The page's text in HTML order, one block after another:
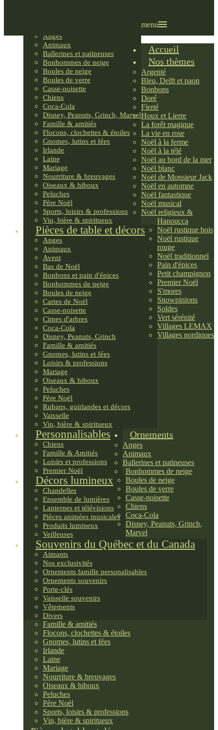
Anges
Animaux
Ballerines et patineuses
Bonhommes de neige
Boules de neige
Boules de verre
Casse-noisette
Chiens
Coca-Cola
Disney, Peanuts, Grinch, Marvel
Famille & amitiés
Flocons, clochettes & étoiles
Gnomes, lutins et fées
Irlande
Laine
Mariage
Nourriture & breuvages
Oiseaux & hiboux
Peluches
Père Noël
Sports, loisirs & professions
Vin, bière & spiritueux
Pièces de table et décors
Anges
Animaux
Avent
Bas de Noël
Bonbons et pain d'épices
Bonhommes de neige
Boules de neige
Cartes de Noël
Casse-noisette
Cimes d'arbres
Coca-Cola
Disney, Peanuts, Grinch
Famille & amitiés
Gnomes, lutins et fées
Loisirs & professions
Mariage
Oiseaux & hiboux
Peluches
Père Noël
Rubans, guirlandes et décors
Vaisselle
Vin, bière & spiritueux
Personnalisables
Chiens
Famille & Amitiés
Loisirs et professions
Premier Noël
Décors lumineux
Chandelles
Ensemble de lumières
Lanternes et télévisions
Pièces animées musicales
Produits lumineux
Veilleuses
Souvenirs du Québec et du Canada
Aimants
Nos exclusivités
Ornements famille personalisables
Ornements souvenirs
Porte-clés
Vaisselle souvenirs
Vêtements
Divers
menu
Accueil
Nos thèmes
Argenté
Bleu, Delft et paon
Bonbons
Doré
Fierté
Houx et Lierre
La forêt magique
La vie en rose
Noël à la ferme
Noël à la télé
Noël au bord de la mer
Noël blanc
Noël de Monsieur Jack
Noël en automne
Noël fantastique
Noël musical
Noël religieux &
Hanoucca
Noël rustique bois
Noël rustique
rouge
Noël traditionnel
Pain d'épices
Petit champignon
Premier Noël
S'mores
Snowpinions
Soldes
Vert sérénité
Villages LEMAX
Villages nordiques
Ornements
Anges
Animaux
Ballerines et patineuses
Bonhommes de neige
Boules de neige
Boules de verre
Casse-noisette
Chiens
Coca-Cola
Disney, Peanuts, Grinch,
Marvel
Famille & amitiés
Flocons, clochettes & étoiles
Gnomes, lutins et fées
Irlande
Laine
Mariage
Nourriture & breuvages
Oiseaux & hiboux
Peluches
Père Noël
Sports, loisirs & professions
Vin, bière & spiritueux